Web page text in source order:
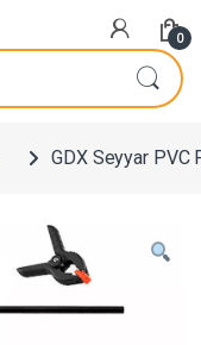
0
GDX Seyyar